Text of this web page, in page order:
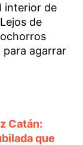
interior de
de
para agarrar
Catán:
que